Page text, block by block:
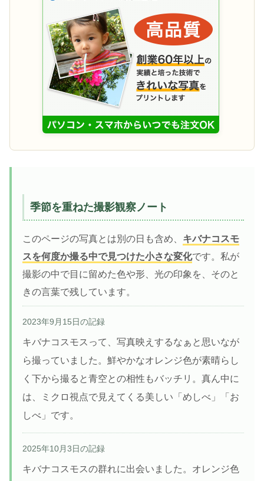
季節を重ねた撮影観察ノート
このページの写真とは別の日も含め、 キバナコスモ
スを何度か撮る中で見つけた小さな変化です。私が
撮影の中で目に留めた色や形、光の印象を、そのと
きの言葉で残しています。
2023年9月15日の記録
キバナコスモスって、写真映えするなぁと思いなが
ら撮っていました。鮮やかなオレンジ色が素晴らし
く下から撮ると青空との相性もバッチリ。真ん中に
は、ミクロ視点で見えてくる美しい「めしべ」「お
しべ」です。
2025年10月3日の記録
キバナコスモスの群れに出会いました。オレンジ色